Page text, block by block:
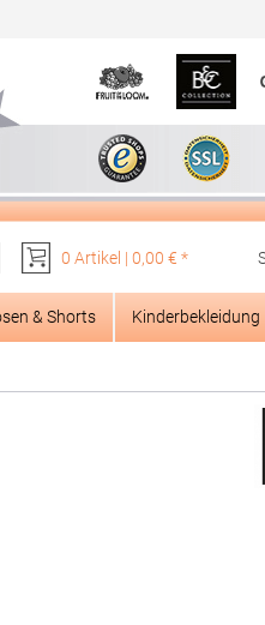
0 Artikel | 0,00 € *
& Shorts Kinderbekleidung